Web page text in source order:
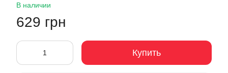
В наличии
629 грн
Купить